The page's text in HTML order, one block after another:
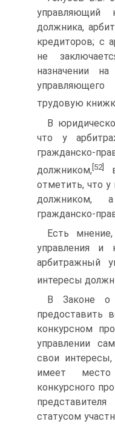
управляющий
должника,
кредиторов; с
не
назначении
трудовую
В
что у
гражданско-
должником,[52]
отметить, что у
должником,
гражданско-
Есть
управления и
арбитражный
интересы
В Законе о
предоставить
конкурсном
управлении
свои
имеет
конкурсного
статусом